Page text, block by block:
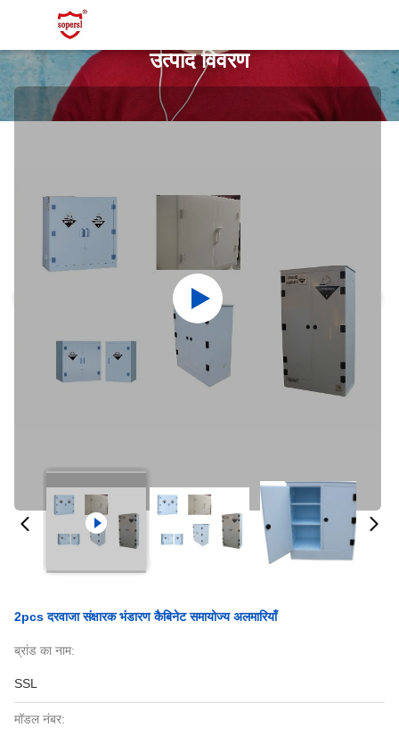
उत्पाद विवरण
2pcs दरवाजा संक्षारक भंडारण कैबिनेट समायोज्य अलमारियाँ
ब्रांड का नाम:
SSL
मॉडल नंबर: